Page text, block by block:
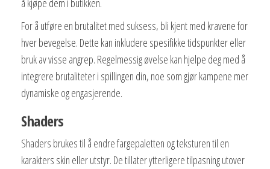
å kjøpe dem i butikken.
For å utføre en brutalitet med suksess, bli kjent med kravene for
hver bevegelse. Dette kan inkludere spesifikke tidspunkter eller
bruk av visse angrep. Regelmessig øvelse kan hjelpe deg med å
integrere brutaliteter i spillingen din, noe som gjør kampene mer
dynamiske og engasjerende.
Shaders
Shaders brukes til å endre fargepaletten og teksturen til en
karakters skin eller utstyr. De tillater ytterligere tilpasning utover